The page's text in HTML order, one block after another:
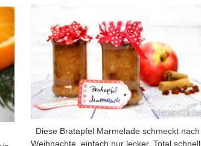
Diese Bratapfel Marmelade schmeckt nach
Weihnachte, einfach nur lecker. Total schnell